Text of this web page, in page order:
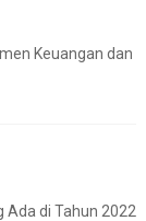
Keuangan dan
Ada di Tahun 2022